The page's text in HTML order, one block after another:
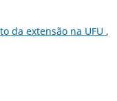
da extensão na UFU ,